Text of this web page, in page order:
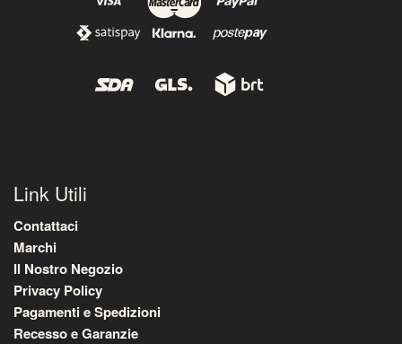
Link Utili
Contattaci
Marchi
Il Nostro Negozio
Privacy Policy
Pagamenti e Spedizioni
Recesso e Garanzie